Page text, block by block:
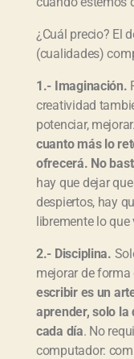
¿Cuál precio? El
(cualidades)
1.- Imaginación.
creatividad
potenciar, mejorar.
cuanto más lo
ofrecerá. No
hay que dejar
despiertos, hay
libremente lo que
2.- Disciplina.
mejorar de
escribir es un
aprender, solo
cada día. No
computador: